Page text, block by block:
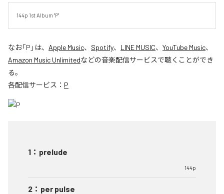
144p 1st Album "P"
なお「P 」は、 Apple Music、 Spotify、 LINE MUSIC、 YouTube Music、
Amazon Music Unlimitedなどの音楽配信サービスで聴くことができ
る。
各配信サービス： P
1 ： prelude
144p
2 ： per pulse